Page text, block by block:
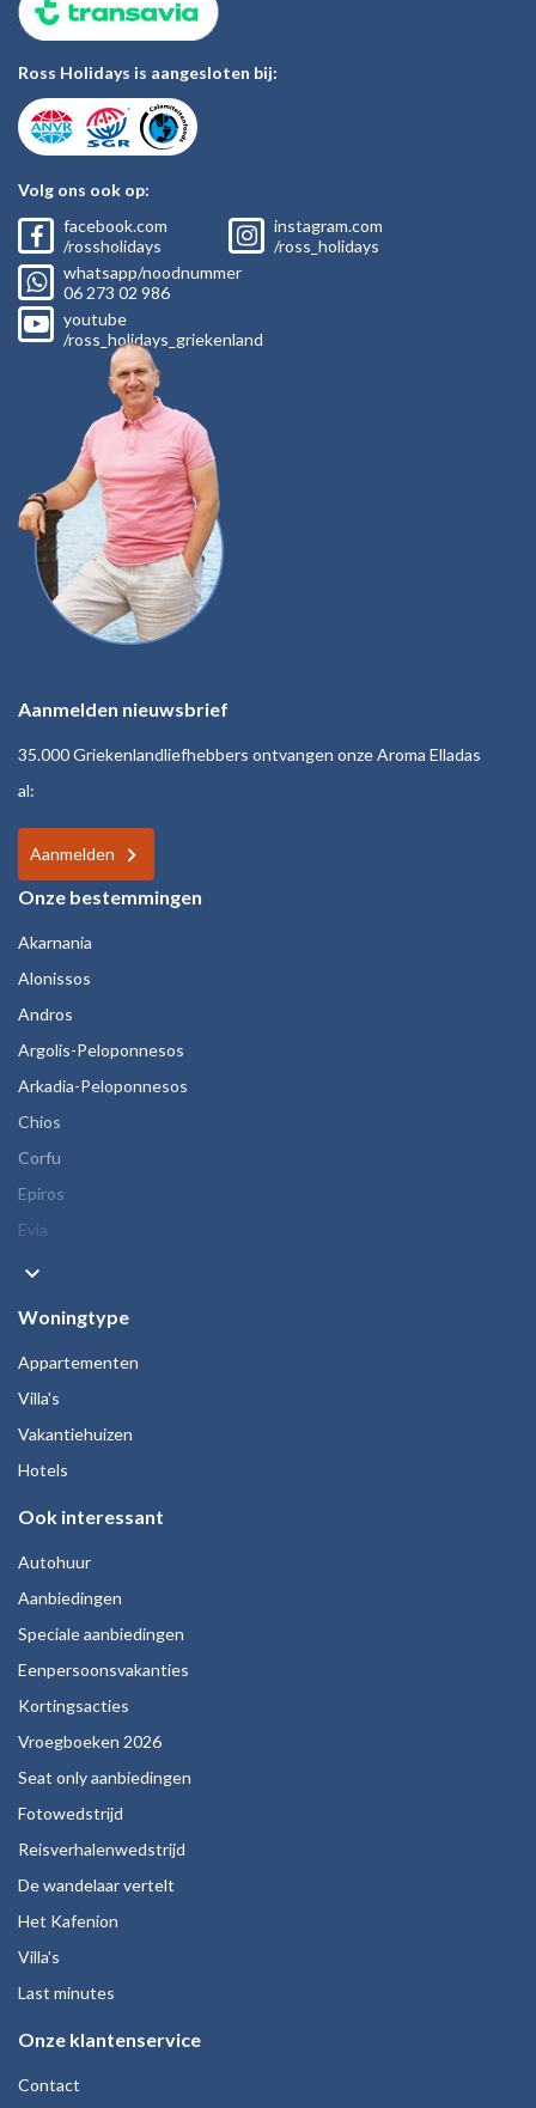
Ross Holidays is aangesloten bij:
Volg ons ook op:
facebook.com
/rossholidays
instagram.com
/ross_holidays
whatsapp/noodnummer
06 273 02 986
youtube
/ross_holidays_griekenland
Aanmelden nieuwsbrief
35.000 Griekenlandliefhebbers ontvangen onze Aroma Elladas
al:
Aanmelden
Onze bestemmingen
Akarnania
Alonissos
Andros
Argolis-Peloponnesos
Arkadia-Peloponnesos
Chios
Corfu
Epiros
Evia
keyboard_arrow_down
Woningtype
Appartementen
Villa's
Vakantiehuizen
Hotels
Ook interessant
Autohuur
Aanbiedingen
Speciale aanbiedingen
Eenpersoonsvakanties
Kortingsacties
Vroegboeken 2026
Seat only aanbiedingen
Fotowedstrijd
Reisverhalenwedstrijd
De wandelaar vertelt
Het Kafenion
Villa's
Last minutes
Onze klantenservice
Contact